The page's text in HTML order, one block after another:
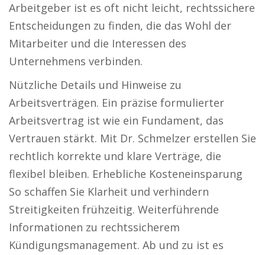
Arbeitgeber ist es oft nicht leicht, rechtssichere
Entscheidungen zu finden, die das Wohl der
Mitarbeiter und die Interessen des
Unternehmens verbinden.
Nützliche Details und Hinweise zu
Arbeitsverträgen. Ein präzise formulierter
Arbeitsvertrag ist wie ein Fundament, das
Vertrauen stärkt. Mit Dr. Schmelzer erstellen Sie
rechtlich korrekte und klare Verträge, die
flexibel bleiben. Erhebliche Kosteneinsparung
So schaffen Sie Klarheit und verhindern
Streitigkeiten frühzeitig. Weiterführende
Informationen zu rechtssicherem
Kündigungsmanagement. Ab und zu ist es